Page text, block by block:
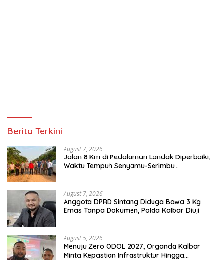
Berita Terkini
August 7, 2026
Jalan 8 Km di Pedalaman Landak Diperbaiki,
Waktu Tempuh Senyamu-Serimbu
August 7, 2026
Anggota DPRD Sintang Diduga Bawa 3 Kg
Emas Tanpa Dokumen, Polda Kalbar Diuji
August 5, 2026
Menuju Zero ODOL 2027, Organda Kalbar
Minta Kepastian Infrastruktur Hingga